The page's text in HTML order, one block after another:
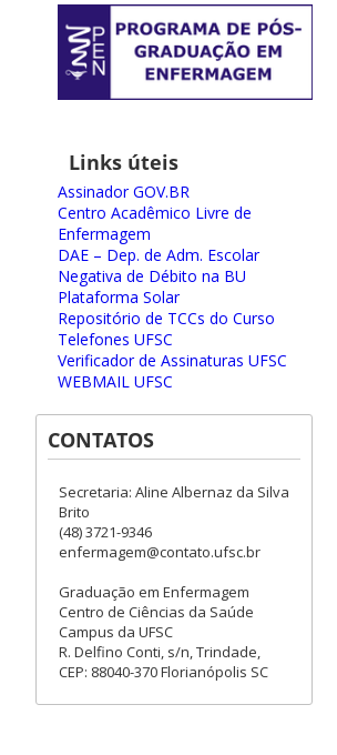
Links úteis
Assinador GOV.BR
Centro Acadêmico Livre de
Enfermagem
DAE – Dep. de Adm. Escolar
Negativa de Débito na BU
Plataforma Solar
Repositório de TCCs do Curso
Telefones UFSC
Verificador de Assinaturas UFSC
WEBMAIL UFSC
CONTATOS
Secretaria: Aline Albernaz da Silva
Brito
(48) 3721-9346
enfermagem@contato.ufsc.br
Graduação em Enfermagem
Centro de Ciências da Saúde
Campus da UFSC
R. Delfino Conti, s/n, Trindade,
CEP: 88040-370 Florianópolis SC